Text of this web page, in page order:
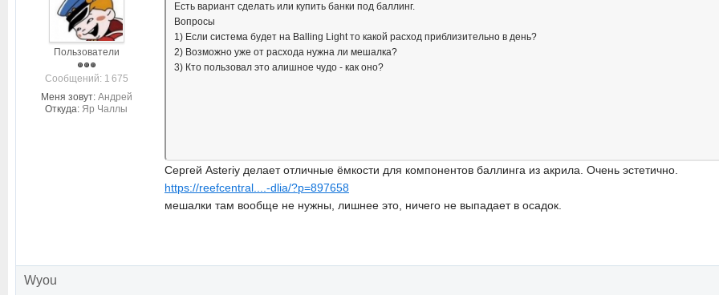
Пользователи
Cообщений: 1 675
Меня зовут: Андрей
Откуда: Яр Чаллы
Есть вариант сделать или купить банки под баллинг.
Вопросы
1) Если система будет на Balling Light то какой расход приблизительно в день?
2) Возможно уже от расхода нужна ли мешалка?
3) Кто пользовал это алишное чудо - как оно?
Сергей Asteriy делает отличные ёмкости для компонентов баллинга из акрила. Очень эстетично.
https://reefcentral....-dlia/?p=897658
мешалки там вообще не нужны, лишнее это, ничего не выпадает в осадок.
Wyou